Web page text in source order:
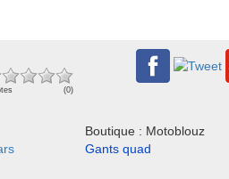
(0)
Boutique : Motoblouz
Gants quad